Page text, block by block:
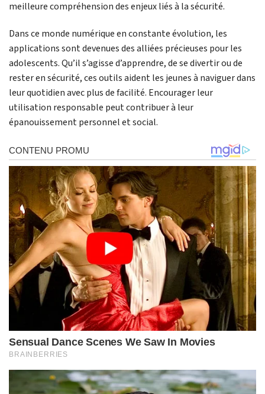
meilleure compréhension des enjeux liés à la sécurité.
Dans ce monde numérique en constante évolution, les
applications sont devenues des alliées précieuses pour les
adolescents. Qu’il s’agisse d’apprendre, de se divertir ou de
rester en sécurité, ces outils aident les jeunes à naviguer dans
leur quotidien avec plus de facilité. Encourager leur
utilisation responsable peut contribuer à leur
épanouissement personnel et social.